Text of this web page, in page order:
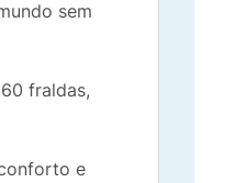
sem
fraldas,
e